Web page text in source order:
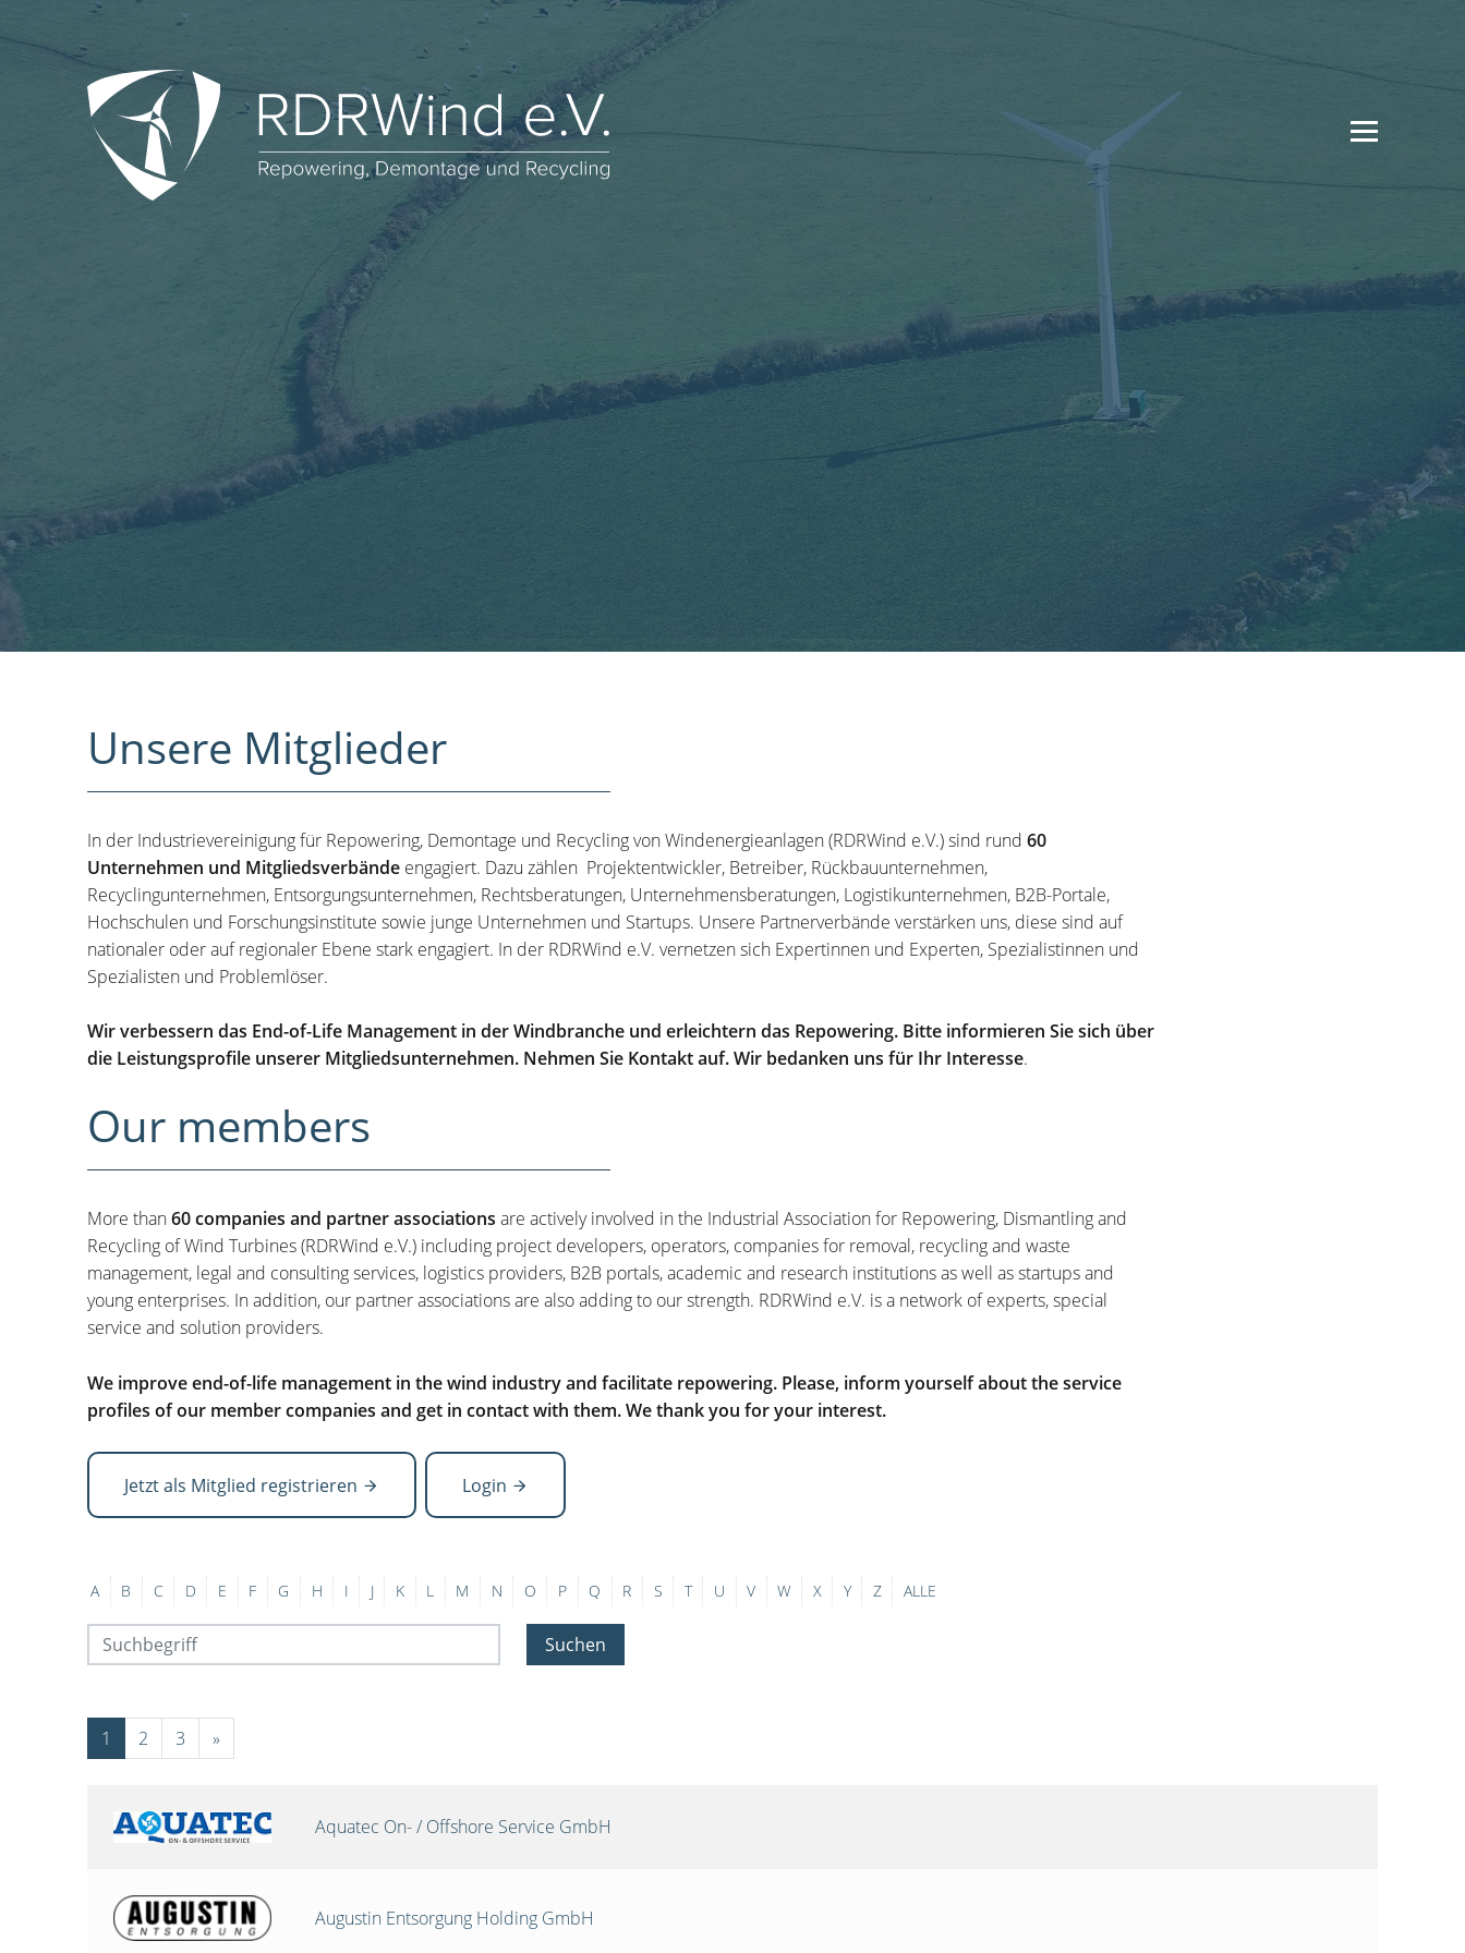
Unsere Mitglieder
In der Industrievereinigung für Repowering, Demontage und Recycling von Windenergieanlagen (RDRWind e.V.) sind rund 60
Unternehmen und Mitgliedsverbände engagiert. Dazu zählen Projektentwickler, Betreiber, Rückbauunternehmen,
Recyclingunternehmen, Entsorgungsunternehmen, Rechtsberatungen, Unternehmensberatungen, Logistikunternehmen, B2B-Portale,
Hochschulen und Forschungsinstitute sowie junge Unternehmen und Startups. Unsere Partnerverbände verstärken uns, diese sind auf
nationaler oder auf regionaler Ebene stark engagiert. In der RDRWind e.V. vernetzen sich Expertinnen und Experten, Spezialistinnen und
Spezialisten und Problemlöser.
Wir verbessern das End-of-Life Management in der Windbranche und erleichtern das Repowering. Bitte informieren Sie sich über
die Leistungsprofile unserer Mitgliedsunternehmen. Nehmen Sie Kontakt auf. Wir bedanken uns für Ihr Interesse.
Our members
More than60 companies and partner associations are actively involved in the Industrial Association for Repowering, Dismantling and
Recycling of Wind Turbines (RDRWind e.V.) including project developers, operators, companies for removal, recycling and waste
management, legal and consulting services, logistics providers, B2B portals, academic and research institutions as well as startups and
young enterprises. In addition, our partner associations are also adding to our strength. RDRWind e.V. is a network of experts, special
service and solution providers.
We improve end-of-life management in the wind industry and facilitate repowering. Please, inform yourself about the service
profiles of our member companies and get in contact with them. We thank you for your interest.
Jetzt als Mitglied registrieren Login
A B C D E F G H I J K L M N O P Q R S T U V W X Y Z ALLE
Suchen
1 2 3 »
Aquatec On- / Offshore Service GmbH
Augustin Entsorgung Holding GmbH